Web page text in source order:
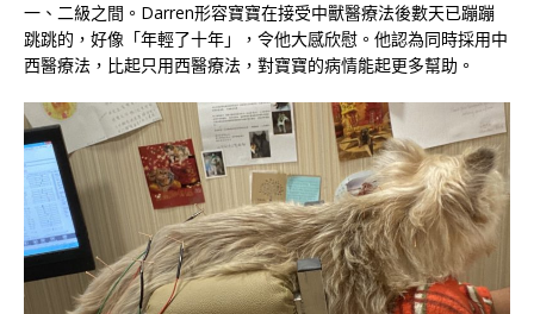
一、二級之間。Darren形容寶寶在接受中獸醫療法後數天已蹦蹦
跳跳的，好像「年輕了十年」，令他大感欣慰。他認為同時採用中
西醫療法，比起只用西醫療法，對寶寶的病情能起更多幫助。